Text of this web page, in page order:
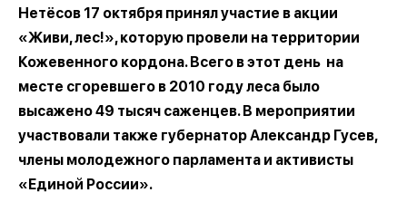
Нетёсов 17 октября принял участие в акции
«Живи, лес!», которую провели на территории
Кожевенного кордона. Всего в этот день на
месте сгоревшего в 2010 году леса было
высажено 49 тысяч саженцев. В мероприятии
участвовали также губернатор Александр Гусев,
члены молодежного парламента и активисты
«Единой России».